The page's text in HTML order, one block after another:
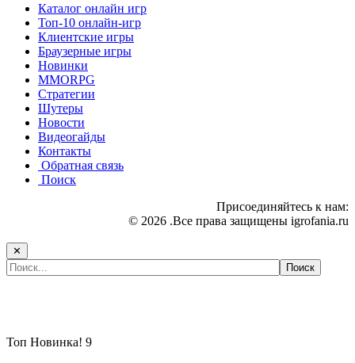
Каталог онлайн игр
Топ-10 онлайн-игр
Клиентские игры
Браузерные игры
Новинки
MMORPG
Стратегии
Шутеры
Новости
Видеогайды
Контакты
Обратная связь
Поиск
Присоединяйтесь к нам:
© 2026 .Все права защищены igrofania.ru
✕
Топ Новинка! 9